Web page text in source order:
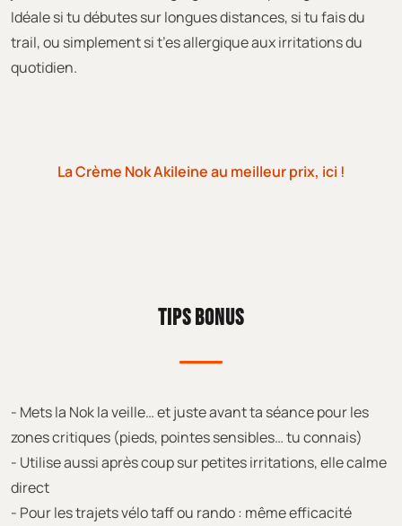
Idéale si tu débutes sur longues distances, si tu fais du
trail, ou simplement si t’es allergique aux irritations du
quotidien.
La Crème Nok Akileine au meilleur prix, ici !
TIPS BONUS
- Mets la Nok la veille… et juste avant ta séance pour les
zones critiques (pieds, pointes sensibles… tu connais)
- Utilise aussi après coup sur petites irritations, elle calme
direct
- Pour les trajets vélo taff ou rando : même efficacité